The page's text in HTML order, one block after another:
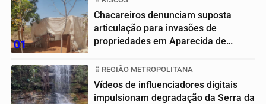
01
Chacareiros denunciam suposta
articulação para invasões de
propriedades em Aparecida de
REGIÃO METROPOLITANA
Vídeos de influenciadores digitais
impulsionam degradação da Serra da